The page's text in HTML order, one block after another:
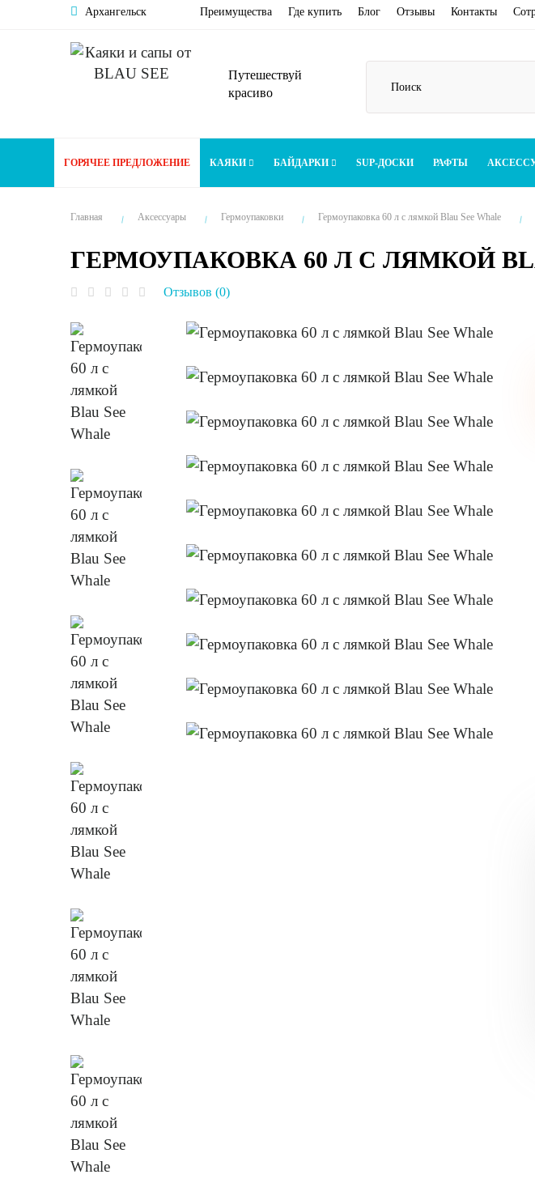
Архангельск Преимущества Где купить Блог Отзывы Контакты
Путешествуй
красиво
ГОРЯЧЕЕ ПРЕДЛОЖЕНИЕ КАЯКИ БАЙДАРКИ SUP-ДОСКИ РАФТЫ
Главная Аксессуары Гермоупаковки Гермоупаковка 60 л с лямкой Blau See Whale
ГЕРМОУПАКОВКА 60 Л С ЛЯМКОЙ
Отзывов (0)